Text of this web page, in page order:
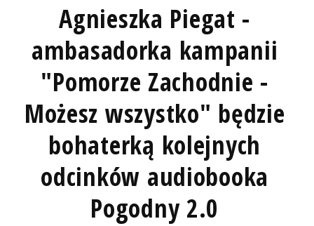
Agnieszka Piegat -
ambasadorka kampanii
"Pomorze Zachodnie -
Możesz wszystko" będzie
bohaterką kolejnych
odcinków audiobooka
Pogodny 2.0